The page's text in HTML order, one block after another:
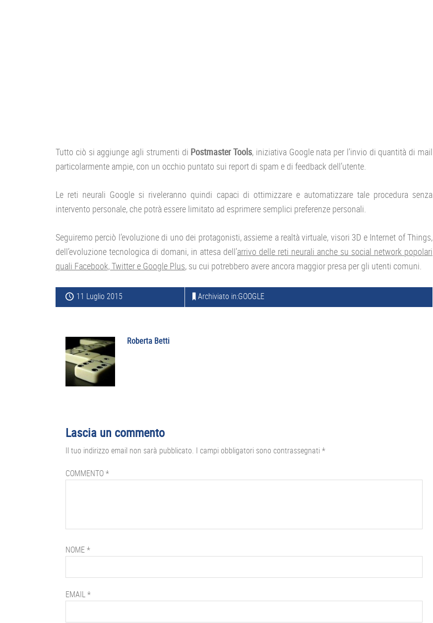
Tutto ciò si aggiunge agli strumenti di Postmaster Tools, iniziativa Google nata per l’invio di quantità di mail
particolarmente ampie, con un occhio puntato sui report di spam e di feedback dell’utente.
Le reti neurali Google si riveleranno quindi capaci di ottimizzare e automatizzare tale procedura senza
intervento personale, che potrà essere limitato ad esprimere semplici preferenze personali.
Seguiremo perciò l’evoluzione di uno dei protagonisti, assieme a realtà virtuale, visori 3D e Internet of Things,
dell’evoluzione tecnologica di domani, in attesa dell’arrivo delle reti neurali anche su social network popolari
quali Facebook, Twitter e Google Plus, su cui potrebbero avere ancora maggior presa per gli utenti comuni.
11 Luglio 2015 Archiviato in:GOOGLE
Roberta Betti
Interazioni
del
lettore
Lascia un commento
Il tuo indirizzo email non sarà pubblicato. I campi obbligatori sono contrassegnati *
COMMENTO*
NOME*
EMAIL*